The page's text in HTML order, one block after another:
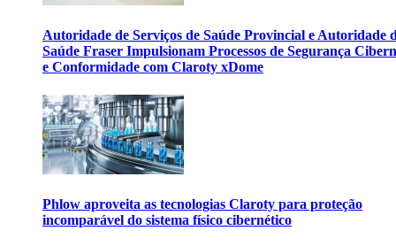
Autoridade de Serviços de Saúde Provincial e Autoridade
Saúde Fraser Impulsionam Processos de Segurança
e Conformidade com Claroty xDome
Phlow aproveita as tecnologias Claroty para proteção
incomparável do sistema físico cibernético